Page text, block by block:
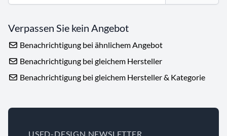
Verpassen Sie kein Angebot
Benachrichtigung bei ähnlichem Angebot
Benachrichtigung bei gleichem Hersteller
Benachrichtigung bei gleichem Hersteller & Kategorie
USED-DESIGN NEWSLETTER